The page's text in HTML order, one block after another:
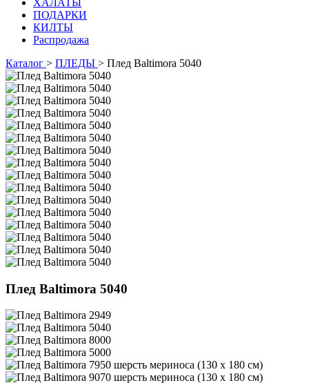
ПОДАРКИ
КИЛТЫ
Распродажа
Каталог > ПЛЕДЫ > Плед Baltimora 5040
Плед Baltimora 5040